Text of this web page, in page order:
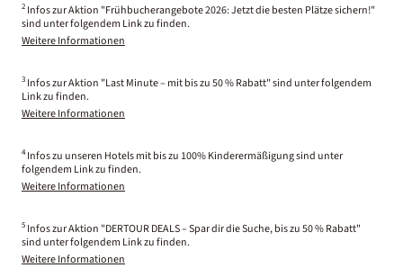
2 Infos zur Aktion "Frühbucherangebote 2026: Jetzt die besten Plätze sichern!"
sind unter folgendem Link zu finden.
Weitere Informationen
3 Infos zur Aktion "Last Minute – mit bis zu 50 % Rabatt" sind unter folgendem
Link zu finden.
Weitere Informationen
4 Infos zu unseren Hotels mit bis zu 100% Kinderermäßigung sind unter
folgendem Link zu finden.
Weitere Informationen
5 Infos zur Aktion "DERTOUR DEALS – Spar dir die Suche, bis zu 50 % Rabatt"
sind unter folgendem Link zu finden.
Weitere Informationen